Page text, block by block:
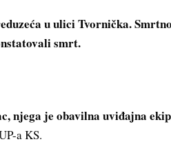
u ulici Tvornička.
smrt.
njega je obavilna uviđajna
a KS.